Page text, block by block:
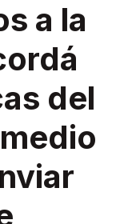
a la
del